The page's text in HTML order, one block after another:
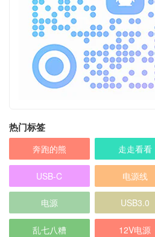
热门标签
奔跑的熊 走走看看
USB-C 电源线
电源 USB3.0
乱七八糟 12V电源